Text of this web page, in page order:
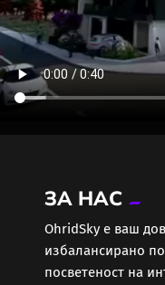
ЗА НАС
ОhridSky е ваш
избалансирано
посветеност на